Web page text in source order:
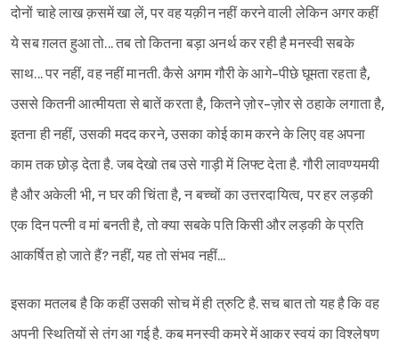
दोनों चाहे लाख क़समें खा लें, पर वह यक़ीन नहीं करने वाली लेकिन अगर कहीं
ये सब ग़लत हुआ तो... तब तो कितना बड़ा अनर्थ कर रही है मनस्वी सबके
साथ... पर नहीं, वह नहीं मानती. कैसे अगम गौरी के आगे-पीछे घूमता रहता है,
उससे कितनी आत्मीयता से बातें करता है, कितने ज़ोर-ज़ोर से ठहाके लगाता है,
इतना ही नहीं, उसकी मदद करने, उसका कोई काम करने के लिए वह अपना
काम तक छोड़ देता है. जब देखो तब उसे गाड़ी में लिफ्ट देता है. गौरी लावण्यमयी
है और अकेली भी, न घर की चिंता है, न बच्चों का उत्तरदायित्व, पर हर लड़की
एक दिन पत्नी व मां बनती है, तो क्या सबके पति किसी और लड़की के प्रति
आकर्षित हो जाते हैं? नहीं, यह तो संभव नहीं...
इसका मतलब है कि कहीं उसकी सोच में ही त्रुटि है. सच बात तो यह है कि वह
अपनी स्थितियों से तंग आ गई है. कब मनस्वी कमरे में आकर स्वयं का विश्लेषण